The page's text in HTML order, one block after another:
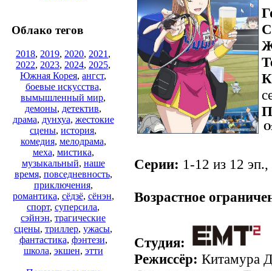
Облако тегов
2018, 2019, 2020, 2021 ,
2022, 2023, 2024, 2025,
Южная Корея, ангст,
боевые искусства,
вымышленный мир,
демоны, детектив,
драма, дунхуа, жестокие
сцены, история,
комедия, мелодрама,
меха, мистика,
музыкальный, наше
время, повседневность,
приключения,
романтика, сёдзё, сёнэн,
спорт, суперсила,
сэйнэн, трагические
сцены, триллер, ужасы,
фантастика, фэнтези,
школа, экшен, этти
Серии: 1-12 из 12
Возрастное
Студия:
Режиссёр: Китамура